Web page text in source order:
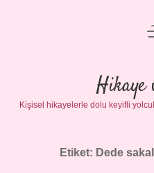
Gizlilik
Yasal
Hikaye
Kişisel hikayelerle dolu keyifli
Etiket: Dede